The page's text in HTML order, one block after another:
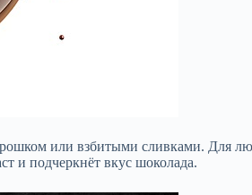
или взбитыми сливками. Для
и подчеркнёт вкус шоколада.